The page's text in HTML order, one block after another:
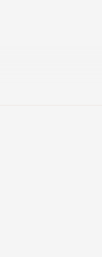
、牆壁有警報